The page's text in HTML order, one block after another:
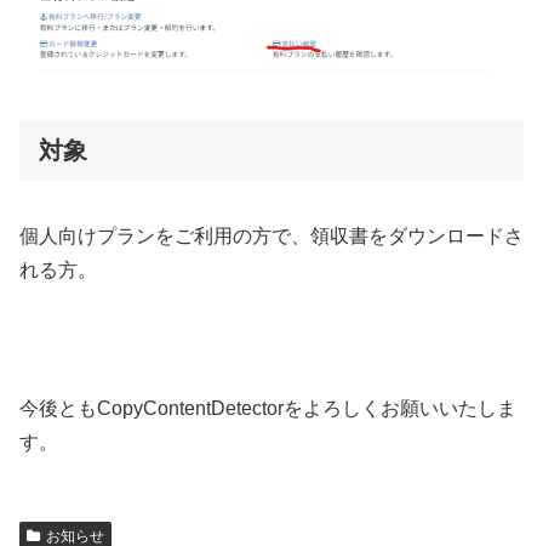
対象
個人向けプランをご利用の方で、領収書をダウンロードさ
れる方。
今後ともCopyContentDetectorをよろしくお願いいたしま
す。
お知らせ